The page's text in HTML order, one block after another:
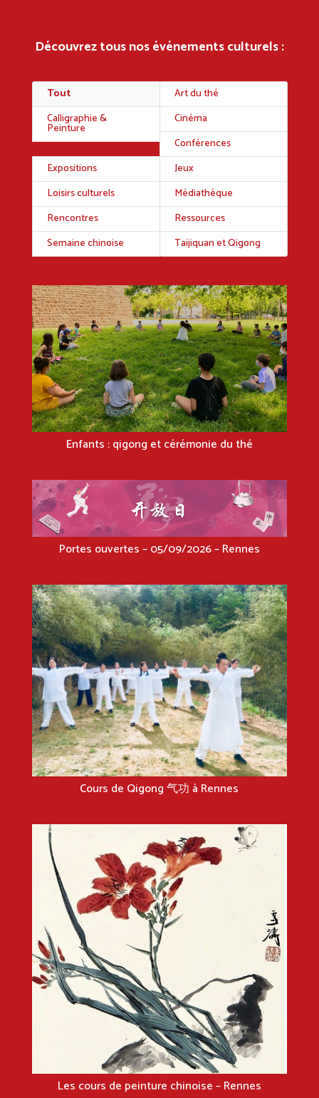
Découvrez tous nos événements culturels :
Tout
Art du thé
Calligraphie &
Peinture
Cinéma
Conférences
Expositions
Jeux
Loisirs culturels
Médiathèque
Rencontres
Ressources
Semaine chinoise
Taijiquan et Qigong
Enfants : qigong et cérémonie du thé
Portes ouvertes – 05/09/2026 – Rennes
Cours de Qigong 气功 à Rennes
Les cours de peinture chinoise – Rennes